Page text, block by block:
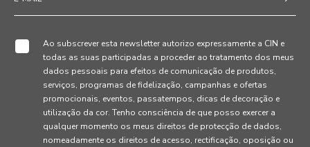
Ao subscrever esta newsletter autorizo expressamente a CIN e
todas as suas participadas a proceder ao tratamento dos meus
dados pessoais para efeitos de comunicação de produtos,
serviços, programas de fidelização, campanhas e ofertas
promocionais, eventos, passatempos, dicas de decoração e
utilização da cor. Tenho consciência de que posso exercer a
qualquer momento os meus direitos de protecção de dados,
nomeadamente os direitos de acesso, rectificação, oposição ou